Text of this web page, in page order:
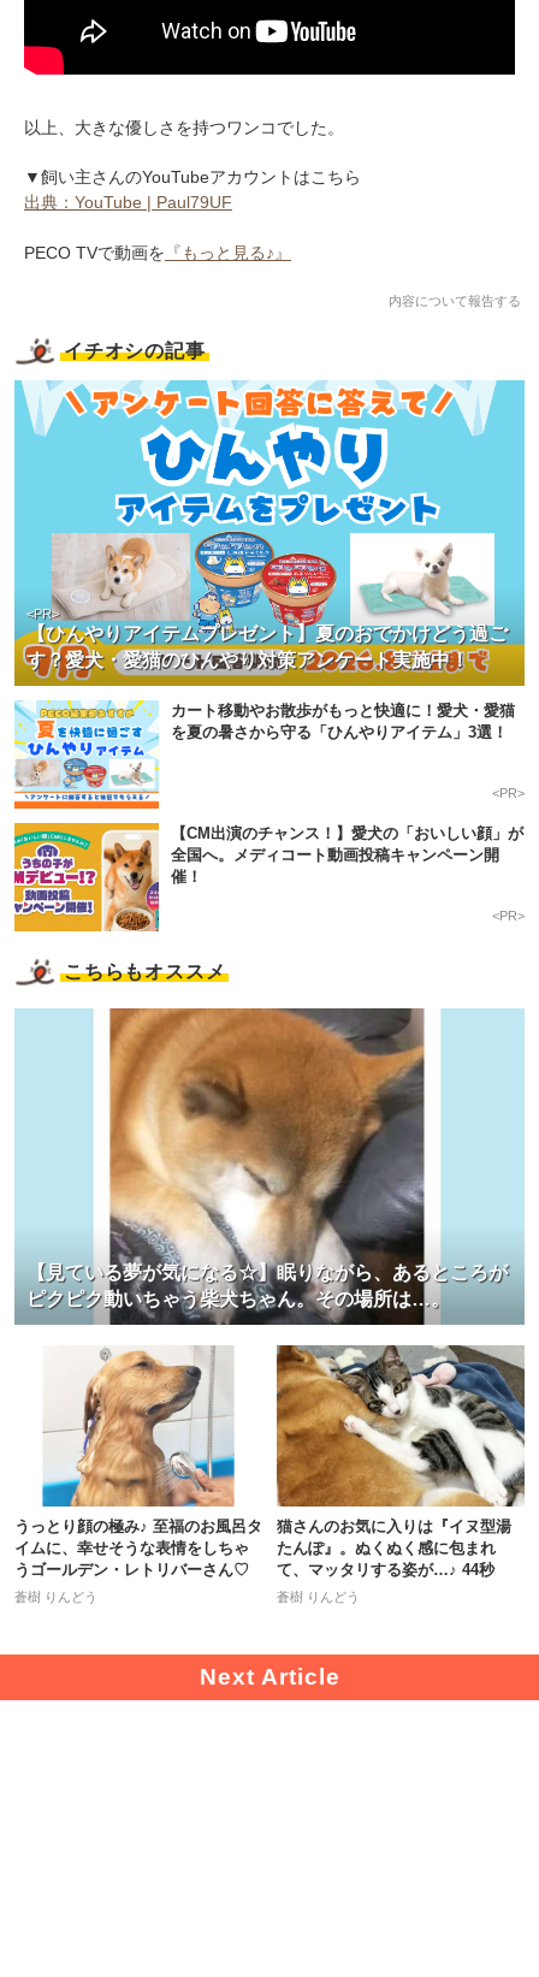
以上、大きな優しさを持つワンコでした。
▼飼い主さんのYouTubeアカウントはこちら
出典：YouTube | Paul79UF
PECO TVで動画を 『もっと見る♪』
内容について報告する
イチオシの記事
【ひんやりアイテムプレゼント】夏のおでかけどう過ご
す？愛犬・愛猫のひんやり対策アンケート実施中！
<PR>
カート移動やお散歩がもっと快適に！愛犬・愛猫
を夏の暑さから守る「ひんやりアイテム」3選！
<PR>
【CM出演のチャンス！】愛犬の「おいしい顔」が
全国へ。メディコート動画投稿キャンペーン開
催！
<PR>
こちらもオススメ
【見ている夢が気になる☆】眠りながら、あるところが
ピクピク動いちゃう柴犬ちゃん。その場所は…。
うっとり顔の極み♪ 至福のお風呂タ
イムに、幸せそうな表情をしちゃ
うゴールデン・レトリバーさん♡
蒼樹 りんどう
猫さんのお気に入りは『イヌ型湯
たんぽ』。ぬくぬく感に包まれ
て、マッタリする姿が…♪ 44秒
蒼樹 りんどう